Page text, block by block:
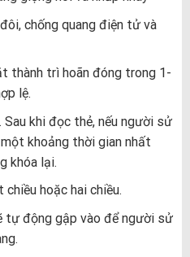
chống quang điện tử và
thành trì hoãn đóng trong 1-
lệ.
khi đọc thẻ, nếu người sử
khoảng thời gian nhất
khóa lại.
hoặc hai chiều.
tự động gập vào để người sử